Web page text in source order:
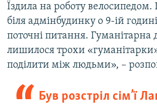
Їздила на роботу
біля адмінбудинку о 9-ій
поточні питання. Гуманітарна
лишилося трохи
поділити між людьми», –
Був розстріл сім’ї